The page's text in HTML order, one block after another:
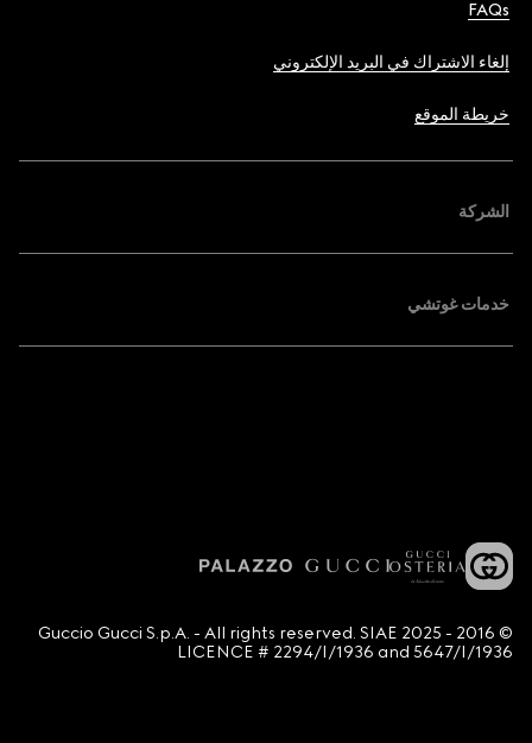
FAQs
إلغاء الاشتراك في البريد الإلكتروني
خريطة الموقع
الشركة
خدمات غوتشي
© 2016 - 2025 Guccio Gucci S.p.A. - All rights reserved. SIAE
LICENCE # 2294/I/1936 and 5647/I/1936